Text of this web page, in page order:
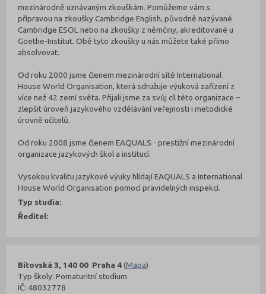
Bítovská 3, 140 00 Praha 4(Mapa)
Typ školy: Pomaturitní studium
IČ: 48032778
mezinárodně uznávaným zkouškám. Pomůžeme vám s
přípravou na zkoušky Cambridge English, původně nazývané
Cambridge ESOL nebo na zkoušky z němčiny, akreditované u
Goethe-Institut. Obě tyto zkoušky u nás můžete také přímo
absolvovat.
Od roku 2000 jsme členem mezinárodní sítě International
House World Organisation, která sdružuje výuková zařízení z
více než 42 zemí světa. Přijali jsme za svůj cíl této organizace –
zlepšit úroveň jazykového vzdělávání veřejnosti i metodické
úrovně učitelů.
Od roku 2008 jsme členem EAQUALS - prestižní mezinárodní
organizace jazykových škol a institucí.
Vysokou kvalitu jazykové výuky hlídají EAQUALS a International
House World Organisation pomocí pravidelných inspekcí.
Typ studia:
Ředitel: